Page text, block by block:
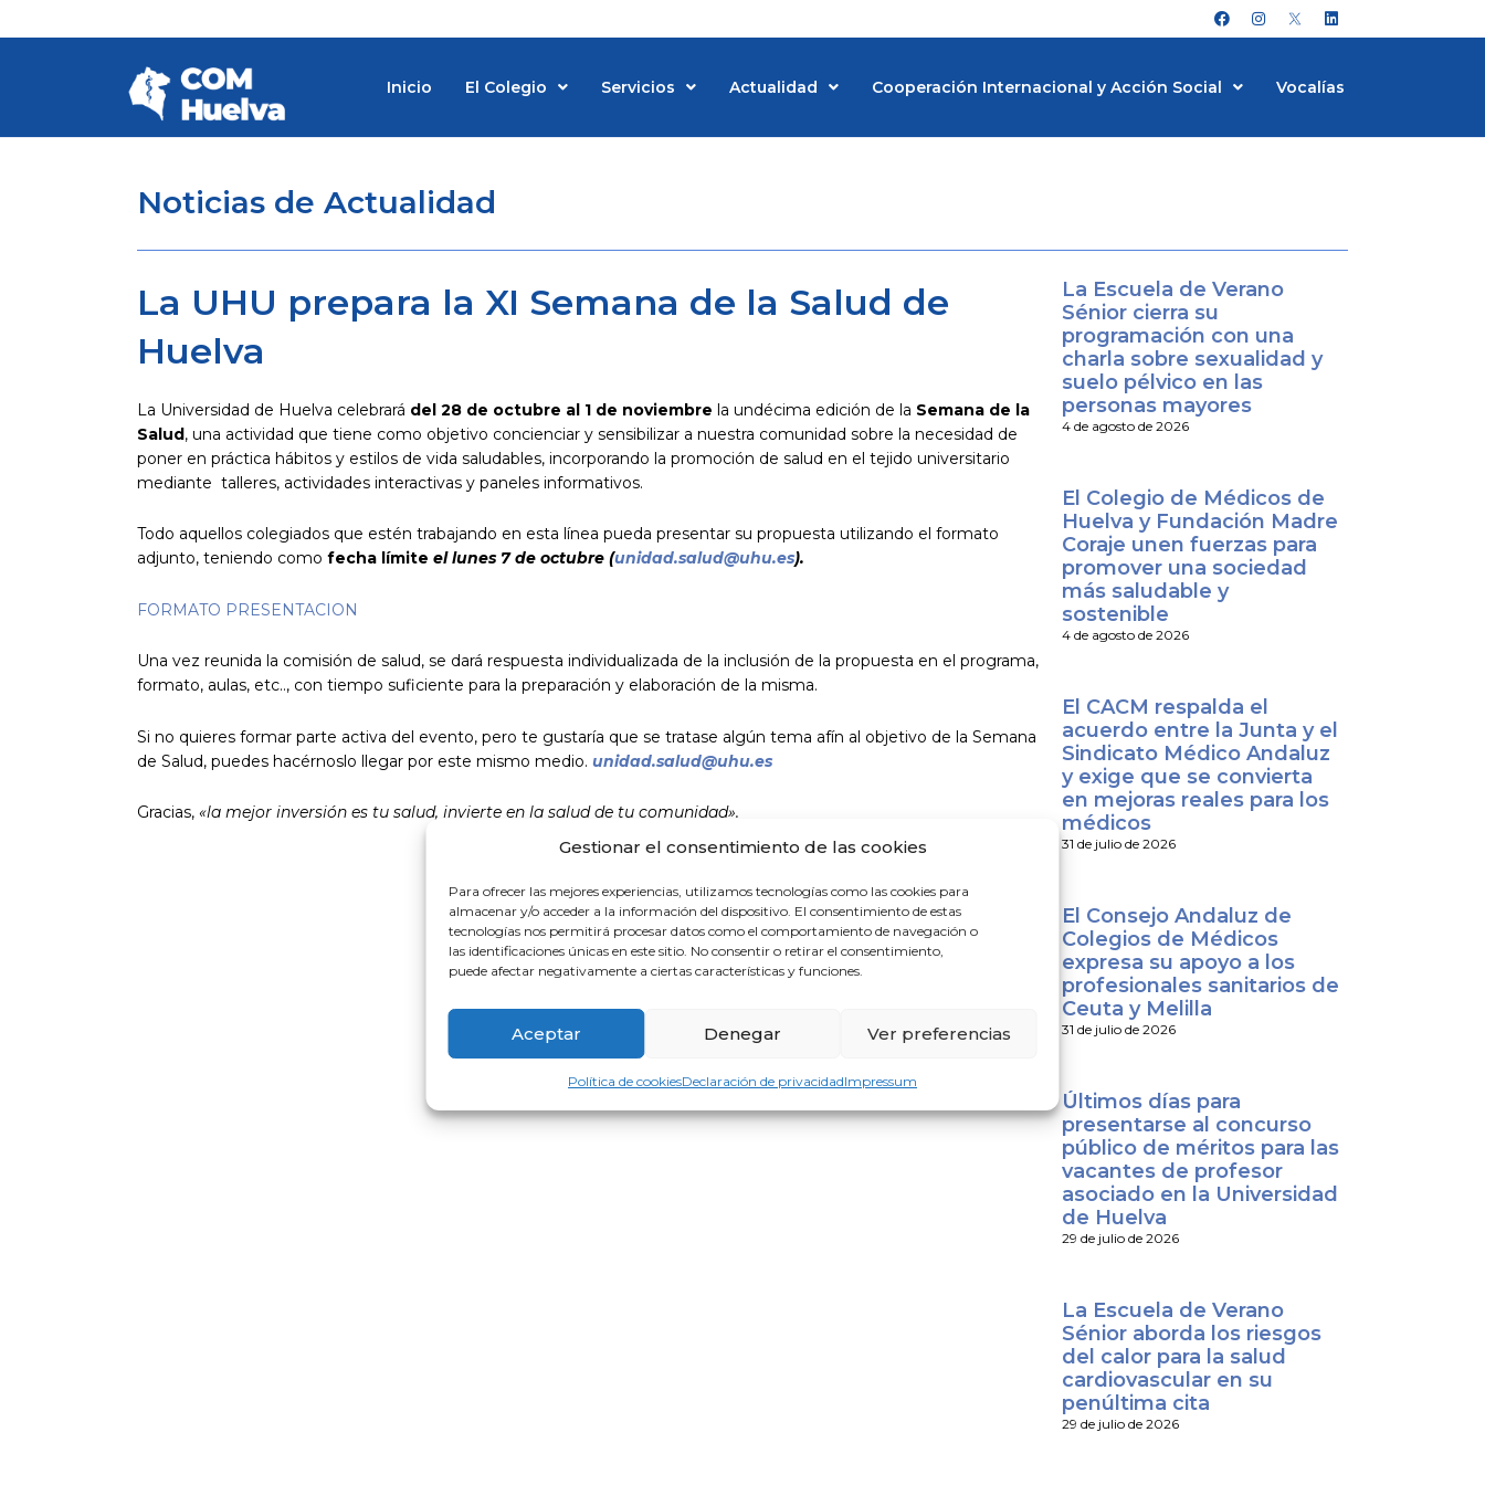
Gestionar el consentimiento de las cookies
Para ofrecer las mejores experiencias, utilizamos tecnologías como las cookies para
almacenar y/o acceder a la información del dispositivo. El consentimiento de estas
tecnologías nos permitirá procesar datos como el comportamiento de navegación o
las identificaciones únicas en este sitio. No consentir o retirar el consentimiento,
puede afectar negativamente a ciertas características y funciones.
Aceptar Denegar Ver preferencias
Política de cookiesDeclaración de privacidadImpressum
al
F
a
c
o
I
n
s
m
L
i
n
d
Inicio El Colegio Servicios Actualidad Cooperación Internacional y Acción Social Vocalías
Noticias de Actualidad
La UHU prepara la XI Semana de la Salud de
Huelva
La Universidad de Huelva celebrará del 28 de octubre al 1 de noviembre la undécima edición de la Semana de la
Salud, una actividad que tiene como objetivo concienciar y sensibilizar a nuestra comunidad sobre la necesidad de
poner en práctica hábitos y estilos de vida saludables, incorporando la promoción de salud en el tejido universitario
mediante talleres, actividades interactivas y paneles informativos.
Todo aquellos colegiados que estén trabajando en esta línea pueda presentar su propuesta utilizando el formato
adjunto, teniendo como fecha límite el lunes 7 de octubre (unidad.salud@uhu.es).
FORMATO PRESENTACION
Una vez reunida la comisión de salud, se dará respuesta individualizada de la inclusión de la propuesta en el programa,
formato, aulas, etc.., con tiempo suficiente para la preparación y elaboración de la misma.
Si no quieres formar parte activa del evento, pero te gustaría que se tratase algún tema afín al objetivo de la Semana
de Salud, puedes hacérnoslo llegar por este mismo medio. unidad.salud@uhu.es
Gracias, «la mejor inversión es tu salud, invierte en la salud de tu comunidad».
La Escuela de Verano
Sénior cierra su
programación con una
charla sobre sexualidad y
suelo pélvico en las
personas mayores
4 de agosto de 2026
El Colegio de Médicos de
Huelva y Fundación Madre
Coraje unen fuerzas para
promover una sociedad
más saludable y
sostenible
4 de agosto de 2026
El CACM respalda el
acuerdo entre la Junta y el
Sindicato Médico Andaluz
y exige que se convierta
en mejoras reales para los
médicos
31 de julio de 2026
El Consejo Andaluz de
Colegios de Médicos
expresa su apoyo a los
profesionales sanitarios de
Ceuta y Melilla
31 de julio de 2026
Últimos días para
presentarse al concurso
público de méritos para las
vacantes de profesor
asociado en la Universidad
de Huelva
29 de julio de 2026
La Escuela de Verano
Sénior aborda los riesgos
del calor para la salud
cardiovascular en su
penúltima cita
29 de julio de 2026